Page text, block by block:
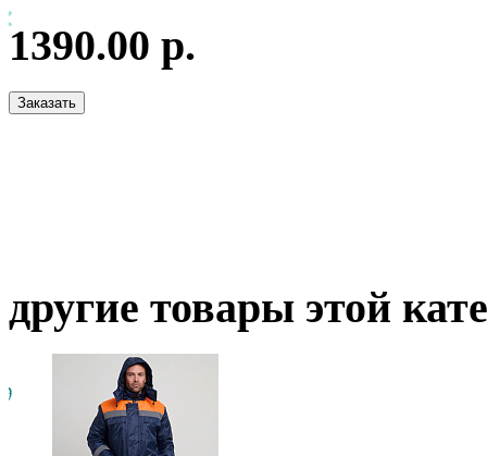
1390.00 р.
другие товары этой